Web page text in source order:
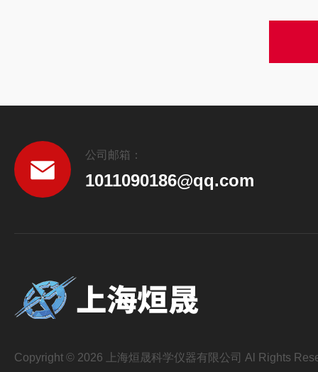
公司邮箱：
1011090186@qq.com
Copyright © 2026 上海烜晟科学仪器有限公司 Al Rights